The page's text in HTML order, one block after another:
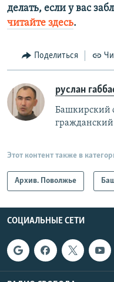
делать, если у вас
читайте здесь.
Поделиться
руслан
Башкирский
гражданский
Этот контент также в
Архив. Поволжье
СОЦИАЛЬНЫЕ СЕТИ